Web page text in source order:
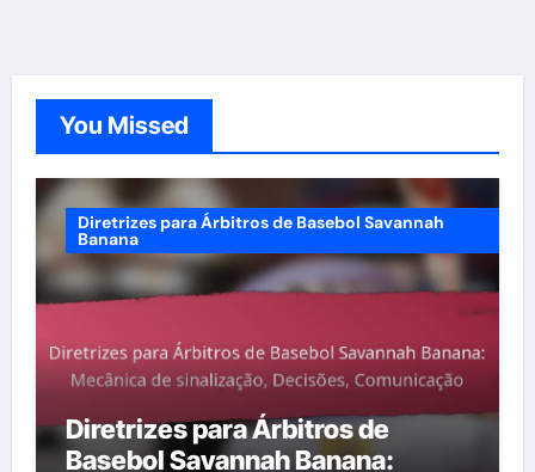
You Missed
Diretrizes para Árbitros de Basebol Savannah
Banana
Diretrizes para Árbitros de
Basebol Savannah Banana: